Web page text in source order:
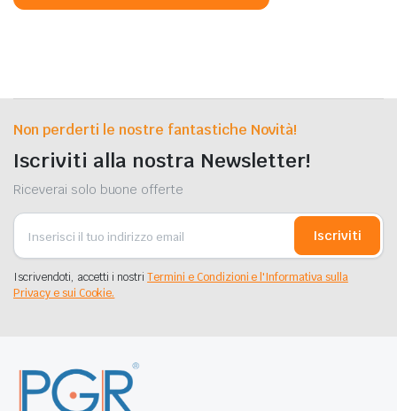
Non perderti le nostre fantastiche Novità!
Iscriviti alla nostra Newsletter!
Riceverai solo buone offerte
Iscriviti
Iscrivendoti, accetti i nostriTermini e Condizioni e l'Informativa sulla
Privacy e sui Cookie.